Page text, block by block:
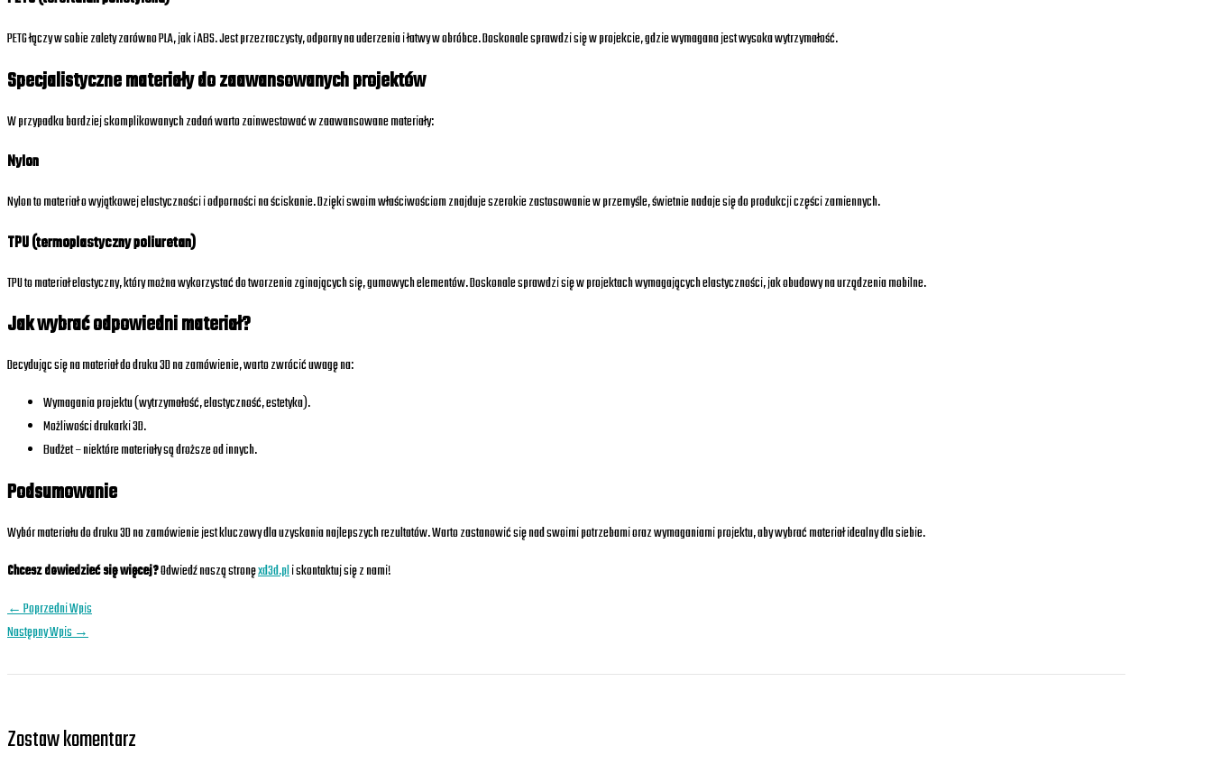
PETG łączy w sobie zalety zarówno PLA, jak i ABS. Jest przezroczysty, odporny na uderzenia i łatwy w obróbce. Doskonale sprawdzi się w projekcie, gdzie wymagana jest wysoka wytrzymałość.
Specjalistyczne materiały do zaawansowanych projektów
W przypadku bardziej skomplikowanych zadań warto zainwestować w zaawansowane materiały:
Nylon
Nylon to materiał o wyjątkowej elastyczności i odporności na ściskanie. Dzięki swoim właściwościom znajduje szerokie zastosowanie w przemyśle, świetnie nadaje się do produkcji części zamiennych.
TPU (termoplastyczny poliuretan)
TPU to materiał elastyczny, który można wykorzystać do tworzenia zginających się, gumowych elementów. Doskonale sprawdzi się w projektach wymagających elastyczności, jak obudowy na urządzenia mobilne.
Jak wybrać odpowiedni materiał?
Decydując się na materiał do druku 3D na zamówienie, warto zwrócić uwagę na:
Wymagania projektu (wytrzymałość, elastyczność, estetyka).
Możliwości drukarki 3D.
Budżet – niektóre materiały są droższe od innych.
Podsumowanie
Wybór materiału do druku 3D na zamówienie jest kluczowy dla uzyskania najlepszych rezultatów. Warto zastanowić się nad swoimi potrzebami oraz wymaganiami projektu, aby wybrać materiał idealny dla siebie.
Chcesz dowiedzieć się więcej?Odwiedź naszą stronęxd3d.pli skontaktuj się z nami!
←Poprzedni Wpis
Następny Wpis→
Zostaw komentarz